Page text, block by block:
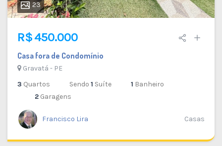
23
R$ 450.000
Casa fora de Condomínio
Gravatá - PE
3 Quartos Sendo 1 Suíte 1 Banheiro
2 Garagens
Francisco Lira Casas